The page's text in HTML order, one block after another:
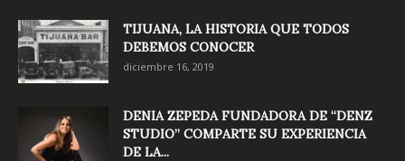
TIJUANA, LA HISTORIA QUE TODOS
DEBEMOS CONOCER
diciembre 16, 2019
DENIA ZEPEDA FUNDADORA DE “DENZ
STUDIO” COMPARTE SU EXPERIENCIA
DE LA...